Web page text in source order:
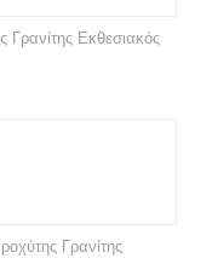
Εκθεσιακός
Γρανίτης